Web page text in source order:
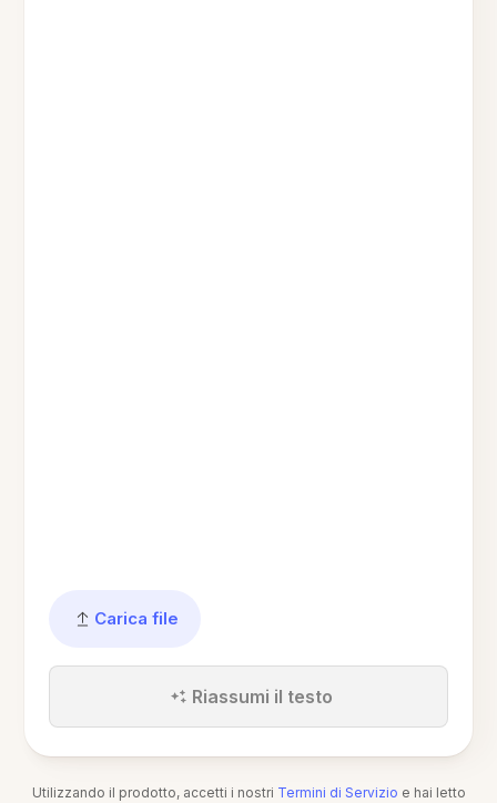
Carica file
Riassumi il testo
Utilizzando il prodotto, accetti i nostri Termini di Servizio e hai letto